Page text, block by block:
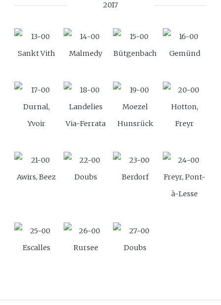
2017
Sankt Vith Malmedy Bütgenbach Gemünd
Durnal,
Yvoir
Landelies
Via-Ferrata
Moezel
Hunsrück
Hotton,
Freyr
Awirs, Beez Doubs Berdorf
Freyr, Pont-
à-Lesse
Escalles Rursee Doubs